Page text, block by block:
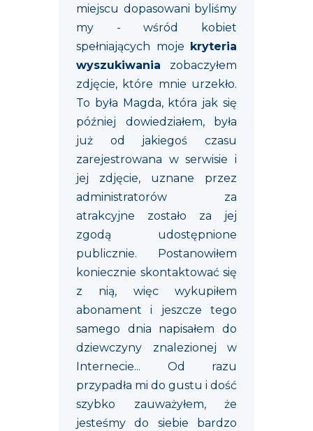
miejscu dopasowani byliśmy
my - wśród kobiet
spełniających moje
kryteria
wyszukiwania zobaczyłem
zdjęcie, które mnie urzekło.
To była Magda, która jak się
później dowiedziałem, była
już od jakiegoś czasu
zarejestrowana w serwisie i
jej zdjęcie, uznane przez
administratorów za
atrakcyjne zostało za jej
zgodą udostępnione
publicznie. Postanowiłem
koniecznie skontaktować się
z nią, więc wykupiłem
abonament i jeszcze tego
samego dnia napisałem do
dziewczyny znalezionej w
Internecie... Od razu
przypadła mi do gustu i dość
szybko zauważyłem, że
jesteśmy do siebie bardzo